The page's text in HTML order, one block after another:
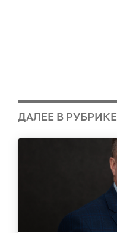
ДАЛЕЕ В РУБРИКЕ